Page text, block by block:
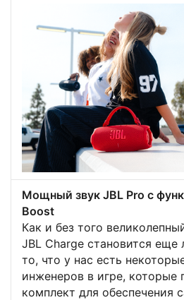
Мощный звук JBL Pro с
Boost
Как и без того
JBL Charge становится еще
то, что у нас есть
инженеров в игре,
комплект для обеспечения